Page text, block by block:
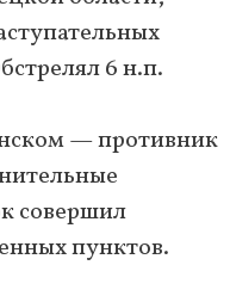
6 н.п.
— противник
совершил
пунктов.